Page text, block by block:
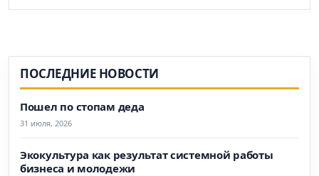
ПОСЛЕДНИЕ НОВОСТИ
Пошел по стопам деда
31 июля, 2026
Экокультура как результат системной работы
бизнеса и молодежи